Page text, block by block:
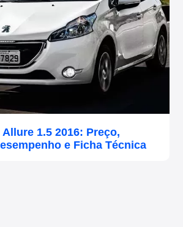
1.5 2016: Preço,
e Ficha Técnica